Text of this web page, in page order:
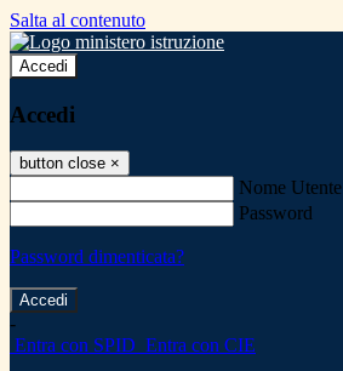
Salta al contenuto
Accedi
Accedi
button close ×
Nome Utente
Password
Password dimenticata?
-
Entra con SPID Entra con CIE